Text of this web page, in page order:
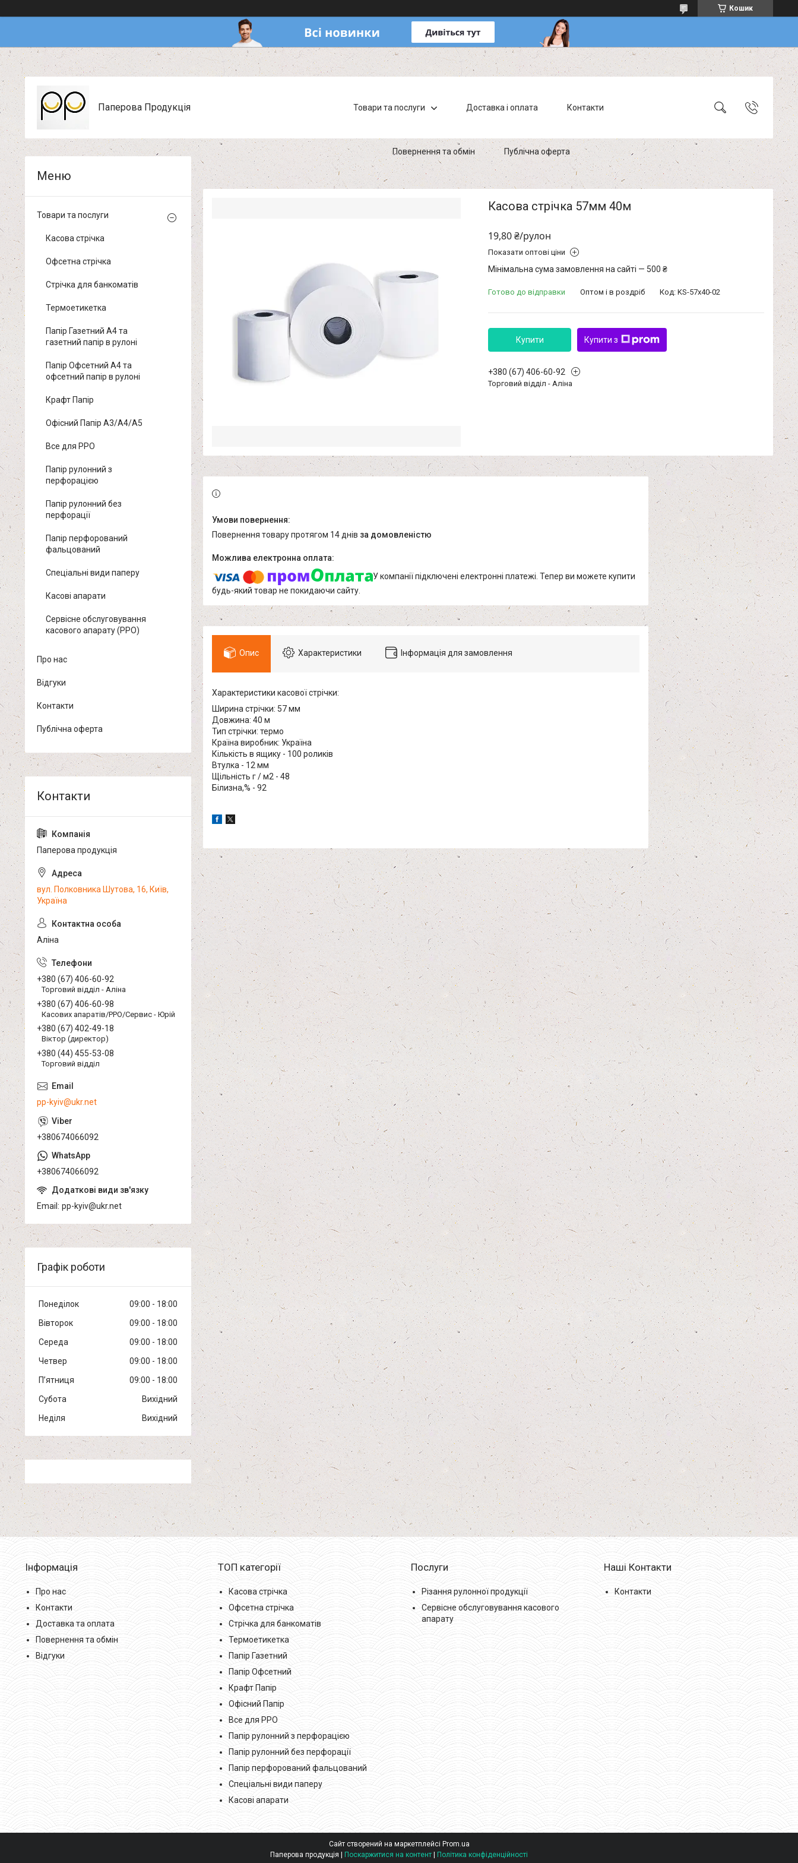
Кошик
Паперова Продукція Товари та послуги Доставка і оплата Контакти
Повернення та обмін Публічна оферта
Касова стрічка 57мм 40м
19,80 ₴/рулон
Показати оптові ціни
Мінімальна сума замовлення на сайті — 500 ₴
Готово до відправки Оптом і в роздріб Код: KS-57x40-02
Купити Купити з
+380 (67) 406-60-92
Торговий відділ - Аліна
повернення товару протягом 14 днів за домовленістю
У компанії підключені електронні платежі. Тепер ви можете купити
будь-який товар не покидаючи сайту.
Опис Характеристики Інформація для замовлення
Характеристики касової стрічки:
Ширина стрічки: 57 мм
Довжина: 40 м
Тип стрічки: термо
Країна виробник: Україна
Кількість в ящику - 100 роликів
Втулка - 12 мм
Щільність г / м2 - 48
Білизна,% - 92
Товари та послуги
Касова стрічка
Офсетна стрічка
Стрічка для банкоматів
Термоетикетка
Папір Газетний А4 та
газетний папір в рулоні
Папір Офсетний А4 та
офсетний папір в рулоні
Крафт Папір
Офісний Папір A3/A4/A5
Все для РРО
Папір рулонний з
перфорацією
Папір рулонний без
перфорації
Папір перфорований
фальцований
Спеціальні види паперу
Касові апарати
Сервісне обслуговування
касового апарату (РРО)
Про нас
Відгуки
Контакти
Публічна оферта
Паперова продукція
вул. Полковника Шутова, 16, Київ,
Україна
Аліна
+380 (67) 406-60-92
Торговий відділ - Аліна
+380 (67) 406-60-98
Касових апаратів/РРО/Сервис - Юрій
+380 (67) 402-49-18
Віктор (директор)
+380 (44) 455-53-08
Торговий відділ
pp-kyiv@ukr.net
+380674066092
+380674066092
Email pp-kyiv@ukr.net
Графік роботи
Понеділок 09:00
18:00
Вівторок
09:00
18:00
Середа
09:00
18:00
Четвер
09:00
18:00
Пʼятниця
09:00
18:00
Субота
Вихідний
Неділя
Вихідний
Інформація
Про нас
Контакти
Доставка та оплата
Повернення та обмін
Відгуки
ТОП категорії
Касова стрічка
Офсетна стрічка
Стрічка для банкоматів
Термоетикетка
Папір Газетний
Папір Офсетний
Крафт Папір
Офісний Папір
Все для РРО
Папір рулонний з перфорацією
Папір рулонний без перфорації
Папір перфорований фальцований
Спеціальні види паперу
Касові апарати
Послуги
Різання рулонної продукції
Сервісне обслуговування касового
апарату
Наші Контакти
Контакти
Сайт створений на маркетплейсі Prom.ua
Поскаржитися на контент Політика конфіденційності